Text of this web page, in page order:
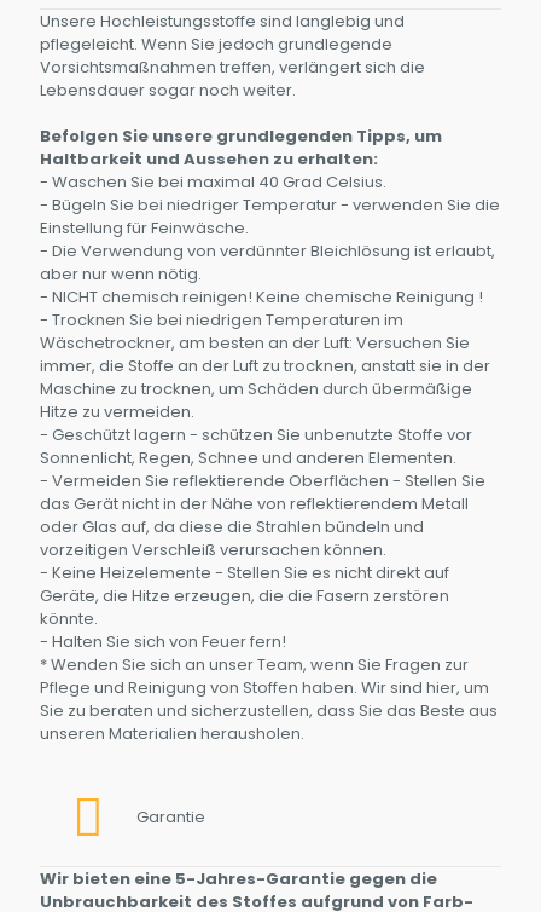
Unsere Hochleistungsstoffe sind langlebig und
pflegeleicht. Wenn Sie jedoch grundlegende
Vorsichtsmaßnahmen treffen, verlängert sich die
Lebensdauer sogar noch weiter.
Befolgen Sie unsere grundlegenden Tipps, um
Haltbarkeit und Aussehen zu erhalten:
- Waschen Sie bei maximal 40 Grad Celsius.
- Bügeln Sie bei niedriger Temperatur - verwenden Sie die
Einstellung für Feinwäsche.
- Die Verwendung von verdünnter Bleichlösung ist erlaubt,
aber nur wenn nötig.
- NICHT chemisch reinigen! Keine chemische Reinigung !
- Trocknen Sie bei niedrigen Temperaturen im
Wäschetrockner, am besten an der Luft: Versuchen Sie
immer, die Stoffe an der Luft zu trocknen, anstatt sie in der
Maschine zu trocknen, um Schäden durch übermäßige
Hitze zu vermeiden.
- Geschützt lagern - schützen Sie unbenutzte Stoffe vor
Sonnenlicht, Regen, Schnee und anderen Elementen.
- Vermeiden Sie reflektierende Oberflächen - Stellen Sie
das Gerät nicht in der Nähe von reflektierendem Metall
oder Glas auf, da diese die Strahlen bündeln und
vorzeitigen Verschleiß verursachen können.
- Keine Heizelemente - Stellen Sie es nicht direkt auf
Geräte, die Hitze erzeugen, die die Fasern zerstören
könnte.
- Halten Sie sich von Feuer fern!
* Wenden Sie sich an unser Team, wenn Sie Fragen zur
Pflege und Reinigung von Stoffen haben. Wir sind hier, um
Sie zu beraten und sicherzustellen, dass Sie das Beste aus
unseren Materialien herausholen.
Garantie
Wir bieten eine 5-Jahres-Garantie gegen die
Unbrauchbarkeit des Stoffes aufgrund von Farb-